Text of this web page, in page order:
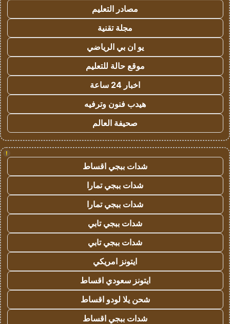
مصادر التعليم
مجلة تقنية
يو ان بي الرياضي
موقع حالة للتعليم
اخبار 24 ساعة
هيدب فنون وترفيه
صحيفة العالم
!
شدات ببجي اقساط
شدات ببجي تمارا
شدات ببجي تمارا
شدات ببجي تابي
شدات ببجي تابي
ايتونز امريكي
ايتونز سعودي اقساط
شحن يلا لودو اقساط
شدات ببجي اقساط